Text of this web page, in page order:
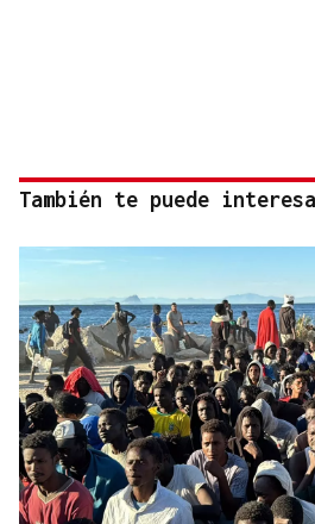
También te puede